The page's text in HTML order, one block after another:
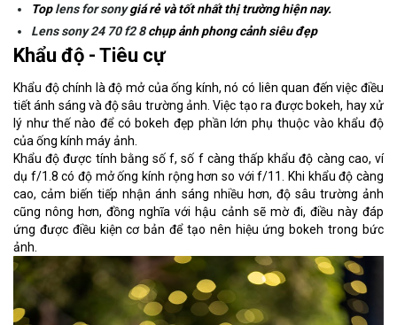
Toplens for sonygiá rẻ và tốt nhất thị trường hiện nay.
Lens sony 24 70 f2 8chụp ảnh phong cảnh siêu đẹp
Khẩu độ - Tiêu cự
Khẩu độ chính là độ mở của ống kính, nó có liên quan đến việc điều
tiết ánh sáng và độ sâu trường ảnh. Việc tạo ra được bokeh, hay xử
lý như thế nào để có bokeh đẹp phần lớn phụ thuộc vào khẩu độ
của ống kính máy ảnh.
Khẩu độ được tính bằng số f, số f càng thấp khẩu độ càng cao, ví
dụ f/1.8 có độ mở ống kính rộng hơn so với f/11. Khi khẩu độ càng
cao, cảm biến tiếp nhận ánh sáng nhiều hơn, độ sâu trường ảnh
cũng nông hơn, đồng nghĩa với hậu cảnh sẽ mờ đi, điều này đáp
ứng được điều kiện cơ bản để tạo nên hiệu ứng bokeh trong bức
ảnh.